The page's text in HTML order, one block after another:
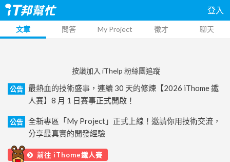
登入
文章 問答 My Project 徵才 聊天
按讚加入 iThelp 粉絲團追蹤
公告
最熱血的技術盛事，連續 30 天的修煉【2026 iThome 鐵
人賽】8 月 1 日賽事正式開啟！
公告
全新專區「My Project」正式上線！邀請你用技術交流，
分享最真實的開發經驗
前往 iThome鐵人賽